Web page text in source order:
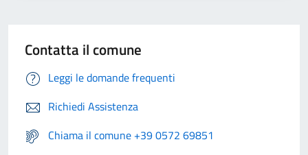
Contatta il comune
Leggi le domande frequenti
Richiedi Assistenza
Chiama il comune +39 0572 69851